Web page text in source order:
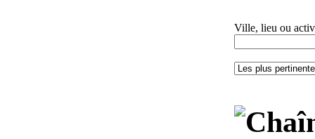
Ville, lieu ou